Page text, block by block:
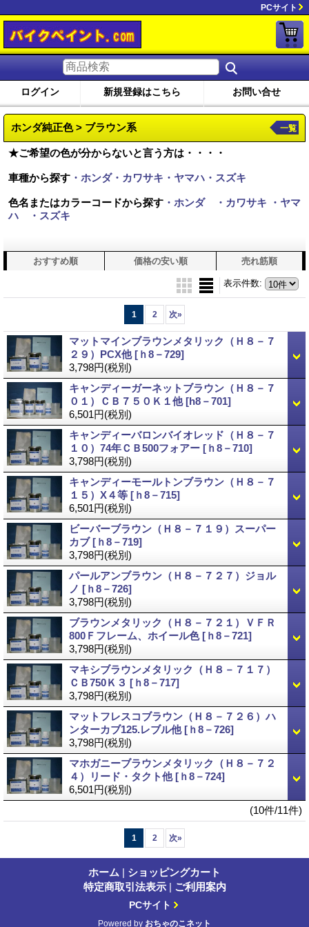
PCサイト
ログイン 新規登録はこちら お問い合せ
ホンダ純正色 > ブラウン系
★ご希望の色が分からないと言う方は・・・・
車種から探す ・ホンダ・カワサキ・ヤマハ・スズキ
色名またはカラーコードから探す ・ホンダ ・カワサキ
・ヤマ
ハ
・スズキ
一覧
おすすめ順 価格の安い順 売れ筋順
表示件数:
1 2 次»
マットマインブラウンメタリック（Ｈ８－７
２９）PCX他[ｈ8－729]
3,798円(税別)
キャンディーガーネットブラウン（Ｈ８－７
０１）ＣＢ７５０Ｋ１他[h8－701]
6,501円(税別)
キャンディーバロンバイオレッド（Ｈ８－７
１０）74年ＣＢ500フォアー [ｈ8－710]
3,798円(税別)
キャンディーモールトンブラウン（Ｈ８－７
１５）X４等 [ｈ8－715]
6,501円(税別)
ビーバーブラウン（Ｈ８－７１９）スーパー
カブ[ｈ8－719]
3,798円(税別)
パールアンブラウン（Ｈ８－７２７）ジョル
ノ [ｈ8－726]
3,798円(税別)
ブラウンメタリック（Ｈ８－７２１）ＶＦＲ
800Ｆフレーム、ホイール色[ｈ8－721]
3,798円(税別)
マキシブラウンメタリック（Ｈ８－７１７）
ＣＢ750Ｋ３ [ｈ8－717]
3,798円(税別)
マットフレスコブラウン（Ｈ８－７２６）ハ
ンターカブ125.レブル他[ｈ8－726]
3,798円(税別)
マホガニーブラウンメタリック（Ｈ８－７２
４）リード・タクト他[ｈ8－724]
6,501円(税別)
(10件/11件)
1 2 次»
ホーム | ショッピングカート
特定商取引法表示 | ご利用案内
PCサイト
Powered by おちゃのこネット